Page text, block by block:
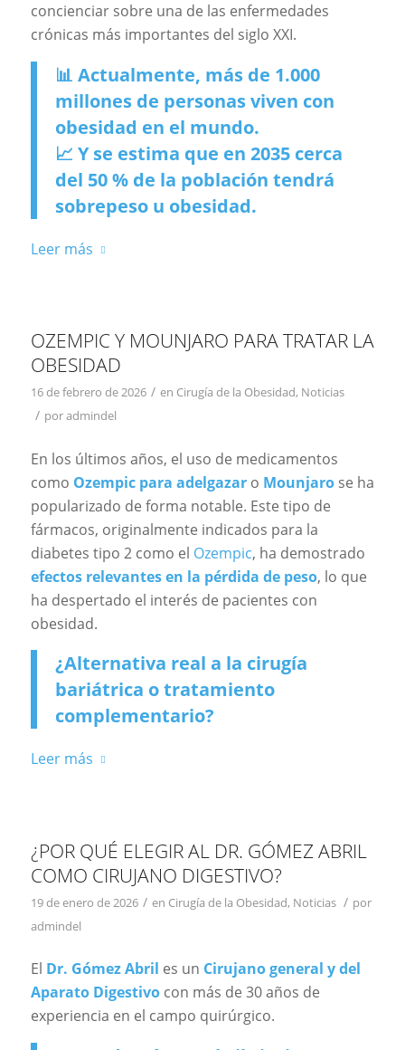
concienciar sobre una de las enfermedades
crónicas más importantes del siglo XXI.
📊 Actualmente, más de 1.000
millones de personas viven con
obesidad en el mundo.
📈 Y se estima que en 2035 cerca
del 50 % de la población tendrá
sobrepeso u obesidad.
Leer más
OZEMPIC Y MOUNJARO PARA TRATAR LA
OBESIDAD
16 de febrero de 2026 / en Cirugía de la Obesidad, Noticias
/ poradmindel
En los últimos años, el uso de medicamentos
como Ozempic para adelgazaro Mounjaro se ha
popularizado de forma notable. Este tipo de
fármacos, originalmente indicados para la
diabetes tipo 2 como el Ozempic, ha demostrado
efectos relevantes en la pérdida de peso, lo que
ha despertado el interés de pacientes con
obesidad.
¿Alternativa real a la cirugía
bariátrica o tratamiento
complementario?
Leer más
¿POR QUÉ ELEGIR AL DR. GÓMEZ ABRIL
COMO CIRUJANO DIGESTIVO?
19 de enero de 2026 / en Cirugía de la Obesidad, Noticias / por
admindel
El Dr. Gómez Abril es un Cirujano general y del
Aparato Digestivocon más de 30 años de
experiencia en el campo quirúrgico.